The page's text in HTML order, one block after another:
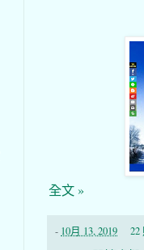
全文 »
- 10月 13, 2019